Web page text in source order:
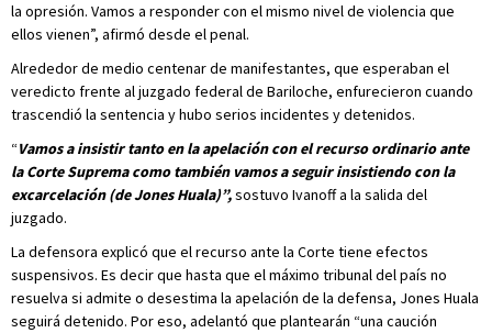
la opresión. Vamos a responder con el mismo nivel de violencia que
ellos vienen”, afirmó desde el penal.
Alrededor de medio centenar de manifestantes, que esperaban el
veredicto frente al juzgado federal de Bariloche, enfurecieron cuando
trascendió la sentencia y hubo serios incidentes y detenidos.
“Vamos a insistir tanto en la apelación con el recurso ordinario ante
la Corte Suprema como también vamos a seguir insistiendo con la
excarcelación (de Jones Huala)”,sostuvo Ivanoff a la salida del
juzgado.
La defensora explicó que el recurso ante la Corte tiene efectos
suspensivos. Es decir que hasta que el máximo tribunal del país no
resuelva si admite o desestima la apelación de la defensa, Jones Huala
seguirá detenido. Por eso, adelantó que plantearán “una caución